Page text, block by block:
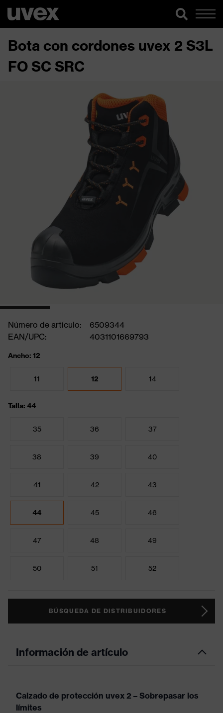
Bota con cordones uvex 2 S3L
FO SC SRC
Número de artículo:
6509344
EAN/UPC:
4031101669793
Ancho: 12
11 12 14
Talla: 44
35 36 37
38 39 40
41 42 43
44 45 46
47 48 49
50 51 52
BÚSQUEDA DE DISTRIBUIDORES
Información de artículo
Calzado de protección uvex 2 – Sobrepasar los
límites